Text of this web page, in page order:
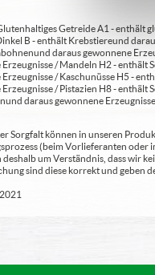
Getreide A1 - enthält
B - enthält Krebstiere und
und daraus gewonnene
/ Mandeln H2 - enthält
/ Kaschunüsse H5 -
/ Pistazien H8 - enthält
und daraus gewonnene
Sorgfalt können in unseren
(beim Vorlieferanten oder
um Verständnis, dass wir
sind diese korrekt und geben